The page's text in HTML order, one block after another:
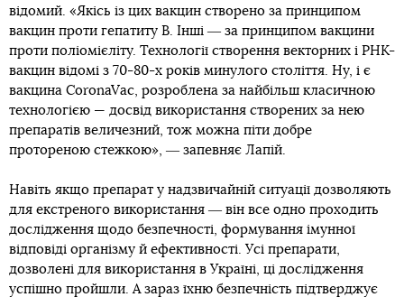
відомий. «Якісь із цих вакцин створено за принципом
вакцин проти гепатиту В. Інші ― за принципом вакцини
проти поліомієліту. Технології створення векторних і РНК-
вакцин відомі з 70-80-х років минулого століття. Ну, і є
вакцина CoronaVac, розроблена за найбільш класичною
технологією — досвід використання створених за нею
препаратів величезний, тож можна піти добре
протореною стежкою», ― запевняє Лапій.
Навіть якщо препарат у надзвичайній ситуації дозволяють
для екстреного використання ― він все одно проходить
дослідження щодо безпечності, формування імунної
відповіді організму й ефективності. Усі препарати,
дозволені для використання в Україні, ці дослідження
успішно пройшли. А зараз їхню безпечність підтверджує